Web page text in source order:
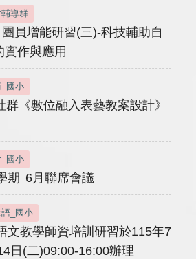
導群
員增能研習(三)-科技輔助自
實作與應用
國小
《數位融入表藝教案設計》
國小
期 6月聯席會議
_國小
文教學師資培訓研習於115年7
日(二)09:00-16:00辦理